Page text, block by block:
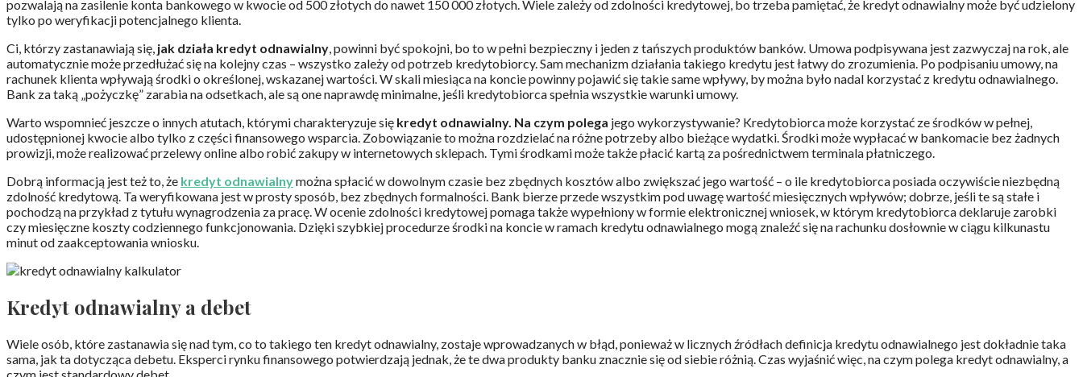
pozwalają na zasilenie konta bankowego w kwocie od 500 złotych do nawet 150 000 złotych. Wiele zależy od zdolności kredytowej, bo trzeba pamiętać, że kredyt odnawialny może być udzielony
tylko po weryfikacji potencjalnego klienta.
Ci, którzy zastanawiają się, jak działa kredyt odnawialny, powinni być spokojni, bo to w pełni bezpieczny i jeden z tańszych produktów banków. Umowa podpisywana jest zazwyczaj na rok, ale
automatycznie może przedłużać się na kolejny czas – wszystko zależy od potrzeb kredytobiorcy. Sam mechanizm działania takiego kredytu jest łatwy do zrozumienia. Po podpisaniu umowy, na
rachunek klienta wpływają środki o określonej, wskazanej wartości. W skali miesiąca na koncie powinny pojawić się takie same wpływy, by można było nadal korzystać z kredytu odnawialnego.
Bank za taką „pożyczkę” zarabia na odsetkach, ale są one naprawdę minimalne, jeśli kredytobiorca spełnia wszystkie warunki umowy.
Warto wspomnieć jeszcze o innych atutach, którymi charakteryzuje się kredyt odnawialny. Na czym polega jego wykorzystywanie? Kredytobiorca może korzystać ze środków w pełnej,
udostępnionej kwocie albo tylko z części finansowego wsparcia. Zobowiązanie to można rozdzielać na różne potrzeby albo bieżące wydatki. Środki może wypłacać w bankomacie bez żadnych
prowizji, może realizować przelewy online albo robić zakupy w internetowych sklepach. Tymi środkami może także płacić kartą za pośrednictwem terminala płatniczego.
Dobrą informacją jest też to, że kredyt odnawialnymożna spłacić w dowolnym czasie bez zbędnych kosztów albo zwiększać jego wartość – o ile kredytobiorca posiada oczywiście niezbędną
zdolność kredytową. Ta weryfikowana jest w prosty sposób, bez zbędnych formalności. Bank bierze przede wszystkim pod uwagę wartość miesięcznych wpływów; dobrze, jeśli te są stałe i
pochodzą na przykład z tytułu wynagrodzenia za pracę. W ocenie zdolności kredytowej pomaga także wypełniony w formie elektronicznej wniosek, w którym kredytobiorca deklaruje zarobki
czy miesięczne koszty codziennego funkcjonowania. Dzięki szybkiej procedurze środki na koncie w ramach kredytu odnawialnego mogą znaleźć się na rachunku dosłownie w ciągu kilkunastu
minut od zaakceptowania wniosku.
Kredyt odnawialny a debet
Wiele osób, które zastanawia się nad tym, co to takiego ten kredyt odnawialny, zostaje wprowadzanych w błąd, ponieważ w licznych źródłach definicja kredytu odnawialnego jest dokładnie taka
sama, jak ta dotycząca debetu. Eksperci rynku finansowego potwierdzają jednak, że te dwa produkty banku znacznie się od siebie różnią. Czas wyjaśnić więc, na czym polega kredyt odnawialny, a